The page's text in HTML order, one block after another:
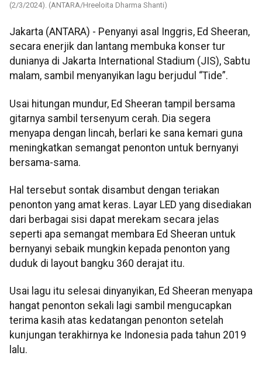
(2/3/2024). (ANTARA/Hreeloita Dharma Shanti)
Jakarta (ANTARA) - Penyanyi asal Inggris, Ed Sheeran,
secara enerjik dan lantang membuka konser tur
dunianya di Jakarta International Stadium (JIS), Sabtu
malam, sambil menyanyikan lagu berjudul “Tide”.
Usai hitungan mundur, Ed Sheeran tampil bersama
gitarnya sambil tersenyum cerah. Dia segera
menyapa dengan lincah, berlari ke sana kemari guna
meningkatkan semangat penonton untuk bernyanyi
bersama-sama.
Hal tersebut sontak disambut dengan teriakan
penonton yang amat keras. Layar LED yang disediakan
dari berbagai sisi dapat merekam secara jelas
seperti apa semangat membara Ed Sheeran untuk
bernyanyi sebaik mungkin kepada penonton yang
duduk di layout bangku 360 derajat itu.
Usai lagu itu selesai dinyanyikan, Ed Sheeran menyapa
hangat penonton sekali lagi sambil mengucapkan
terima kasih atas kedatangan penonton setelah
kunjungan terakhirnya ke Indonesia pada tahun 2019
lalu.